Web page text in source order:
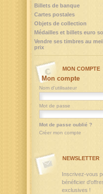
Billets de banque
Cartes postales
Objets de collection
Médailles et billets euro
Vendre ses timbres au
prix
MON COMPTE
Mon compte
Nom d'utilisateur
Mot de passe
Mot de passe oublié ?
Créer mon compte
NEWSLETTER
Inscrivez-vous
bénéficier
exclusives !